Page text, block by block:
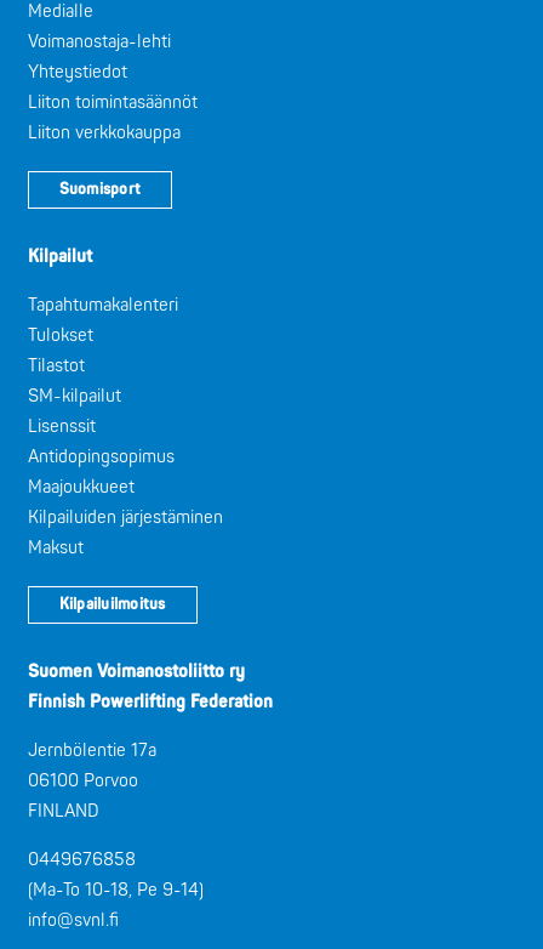
Medialle
Voimanostaja-lehti
Yhteystiedot
Liiton toimintasäännöt
Liiton verkkokauppa
Suomisport
Kilpailut
Tapahtumakalenteri
Tulokset
Tilastot
SM-kilpailut
Lisenssit
Antidopingsopimus
Maajoukkueet
Kilpailuiden järjestäminen
Maksut
Kilpailuilmoitus
Suomen Voimanostoliitto ry
Finnish Powerlifting Federation
Jernbölentie 17a
06100 Porvoo
FINLAND
0449676858
(Ma-To 10-18, Pe 9-14)
info@svnl.fi